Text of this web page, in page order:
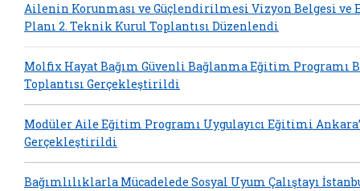
Ailenin Korunması ve Güçlendirilmesi Vizyon Belgesi ve
Planı 2. Teknik Kurul Toplantısı Düzenlendi
Molfix Hayat Bağım Güvenli Bağlanma Eğitim Programı
Toplantısı Gerçekleştirildi
Modüler Aile Eğitim Programı Uygulayıcı Eğitimi
Gerçekleştirildi
Bağımlılıklarla Mücadelede Sosyal Uyum Çalıştayı